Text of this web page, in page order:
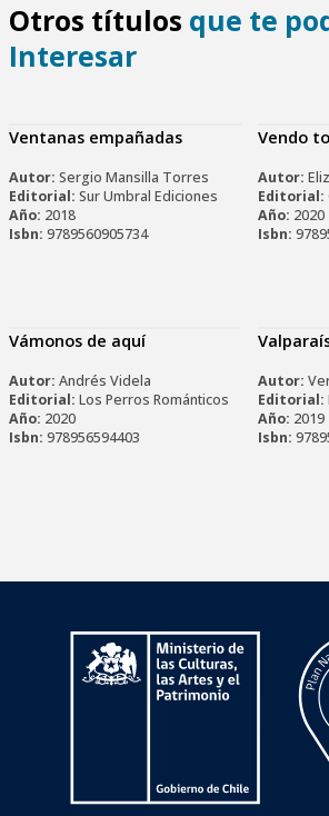
Otros títulos que te
Interesar
Ventanas empañadas
Autor: Sergio Mansilla Torres
Editorial: Sur Umbral Ediciones
Año: 2018
Isbn: 9789560905734
Vendo
Autor:
Editorial:
Año: 2020
Isbn:
Vámonos de aquí
Autor: Andrés Videla
Editorial: Los Perros Románticos
Año: 2020
Isbn: 978956594403
Autor:
Editorial:
Año: 2019
Isbn: